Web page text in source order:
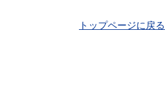
トップページに戻る